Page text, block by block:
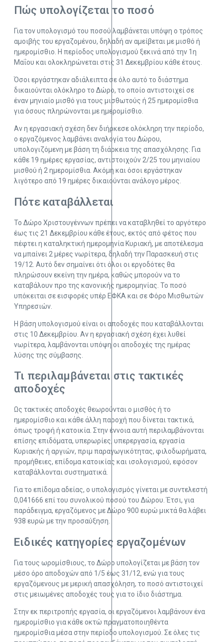
Πώς υπολογίζεται το ποσό
Για τον υπολογισμό του ποσού λαμβάνεται υπόψη ο τρόπος
αμοιβής του εργαζομένου, δηλαδή αν αμείβεται με μισθό ή
ημερομίσθιο. Η περίοδος υπολογισμού ξεκινά από την 1η
Μαΐου και ολοκληρώνεται στις 31 Δεκεμβρίου κάθε έτους.
Όσοι εργάστηκαν αδιάλειπτα σε όλο αυτό το διάστημα
δικαιούνται ολόκληρο το Δώρο, το οποίο αντιστοιχεί σε
έναν μηνιαίο μισθό για τους μισθωτούς ή 25 ημερομίσθια
για όσους πληρώνονται με ημερομίσθιο.
Αν η εργασιακή σχέση δεν διήρκεσε ολόκληρη την περίοδο,
ο εργαζόμενος λαμβάνει αναλογία του Δώρου,
υπολογιζόμενη με βάση τη διάρκεια της απασχόλησης. Για
κάθε 19 ημέρες εργασίας, αντιστοιχούν 2/25 του μηνιαίου
μισθού ή 2 ημερομίσθια. Ακόμη και όσοι εργάστηκαν
λιγότερο από 19 ημέρες δικαιούνται ανάλογο μέρος.
Πότε καταβάλλεται
Το Δώρο Χριστουγέννων πρέπει να καταβληθεί το αργότερο
έως τις 21 Δεκεμβρίου κάθε έτους, εκτός από φέτος που
πέφτει η καταληκτική ημερομηνία Κυριακή, με αποτέλεσμα
να μπαίνει 2 μέρες νωρίτερα, δηλαδή την Παρασκευή στις
19/12. Αυτό δεν σημαίνει ότι όλοι οι εργοδότες θα
πληρώσουν εκείνη την ημέρα, καθώς μπορούν να το
καταβάλουν προ της κανονικής ημερομηνίας. Το ποσό
υπόκειται σε εισφορές υπέρ ΕΦΚΑ και σε Φόρο Μισθωτών
Υπηρεσιών.
Η βάση υπολογισμού είναι οι αποδοχές που καταβάλλονται
στις 10 Δεκεμβρίου. Αν η εργασιακή σχέση έχει λυθεί
νωρίτερα, λαμβάνονται υπόψη οι αποδοχές της ημέρας
λύσης της σύμβασης.
Τι περιλαμβάνεται στις τακτικές
αποδοχές
Ως τακτικές αποδοχές θεωρούνται ο μισθός ή το
ημερομίσθιο και κάθε άλλη παροχή που δίνεται τακτικά,
όπως τροφή ή κατοικία. Στην έννοια αυτή περιλαμβάνονται
επίσης επιδόματα, υπερωρίες, υπερεργασία, εργασία
Κυριακής ή αργιών, πριμ παραγωγικότητας, φιλοδωρήματα,
προμήθειες, επίδομα κατοικίας και ισολογισμού, εφόσον
καταβάλλονται συστηματικά.
Για το επίδομα αδείας, ο υπολογισμός γίνεται με συντελεστή
0,041666 επί του συνολικού ποσού του Δώρου. Έτσι, για
παράδειγμα, εργαζόμενος με Δώρο 900 ευρώ μικτά θα λάβει
938 ευρώ με την προσαύξηση.
Ειδικές κατηγορίες εργαζομένων
Για τους ωρομίσθιους, το Δώρο υπολογίζεται με βάση τον
μέσο όρο αποδοχών από 1/5 έως 31/12, ενώ για τους
εργαζόμενους με μερική απασχόληση, το ποσό αντιστοιχεί
στις μειωμένες αποδοχές τους για το ίδιο διάστημα.
Στην εκ περιτροπής εργασία, οι εργαζόμενοι λαμβάνουν ένα
ημερομίσθιο για κάθε οκτώ πραγματοποιηθέντα
ημερομίσθια μέσα στην περίοδο υπολογισμού. Σε όλες τις